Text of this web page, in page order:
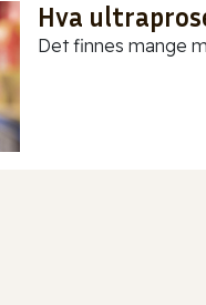
Hva
Det finnes mange